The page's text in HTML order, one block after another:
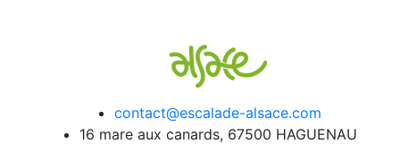
contact@escalade-alsace.com
16 mare aux canards, 67500 HAGUENAU